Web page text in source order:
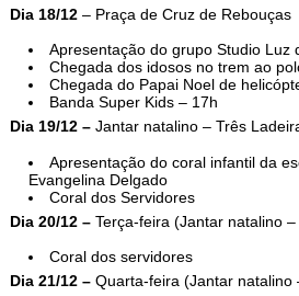
Dia 18/12– Praça de Cruz de Rebouças
Apresentação do grupo Studio Luz
Chegada dos idosos no trem ao
Chegada do Papai Noel de
Banda Super Kids – 17h
Dia 19/12 – Jantar natalino – Três
Apresentação do coral infantil da
Evangelina Delgado
Coral dos Servidores
Dia 20/12 – Terça-feira (Jantar natalino –
Coral dos servidores
Dia 21/12 – Quarta-feira (Jantar natalino